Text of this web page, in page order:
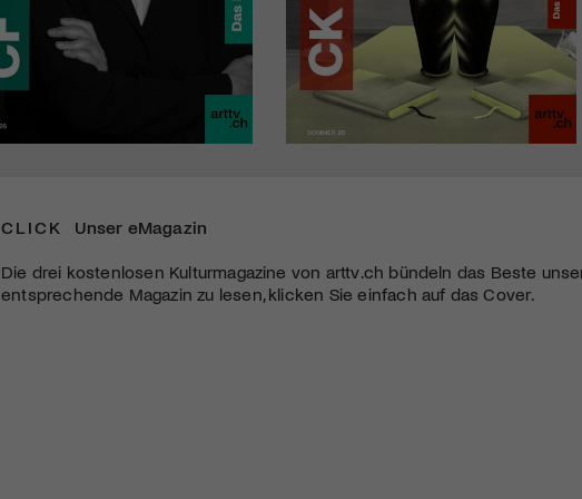
CLICK Unser eMagazin
Die drei kostenlosen Kulturmagazine von arttv.ch bündeln das Beste
entsprechende Magazin zu lesen, klicken Sie einfach auf das Cover.